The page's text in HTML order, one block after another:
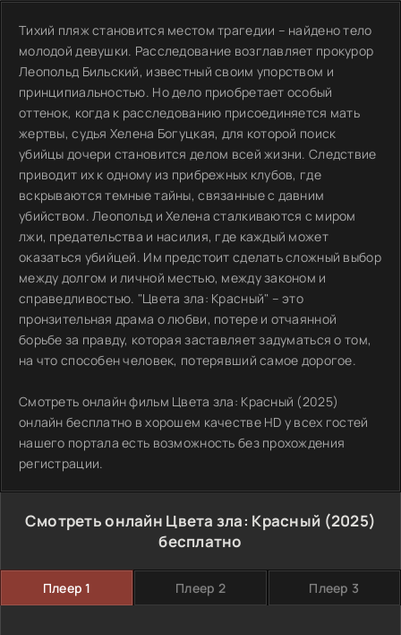
Тихий пляж становится местом трагедии – найдено тело
молодой девушки. Расследование возглавляет прокурор
Леопольд Бильский, известный своим упорством и
принципиальностью. Но дело приобретает особый
оттенок, когда к расследованию присоединяется мать
жертвы, судья Хелена Богуцкая, для которой поиск
убийцы дочери становится делом всей жизни. Следствие
приводит их к одному из прибрежных клубов, где
вскрываются темные тайны, связанные с давним
убийством. Леопольд и Хелена сталкиваются с миром
лжи, предательства и насилия, где каждый может
оказаться убийцей. Им предстоит сделать сложный выбор
между долгом и личной местью, между законом и
справедливостью. "Цвета зла: Красный" – это
пронзительная драма о любви, потере и отчаянной
борьбе за правду, которая заставляет задуматься о том,
на что способен человек, потерявший самое дорогое.
Смотреть онлайн фильм Цвета зла: Красный (2025)
онлайн бесплатно в хорошем качестве HD у всех гостей
нашего портала есть возможность без прохождения
регистрации.
Смотреть онлайн Цвета зла: Красный (2025)
бесплатно
Плеер 1 Плеер 2 Плеер 3